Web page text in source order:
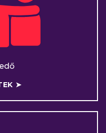
➤